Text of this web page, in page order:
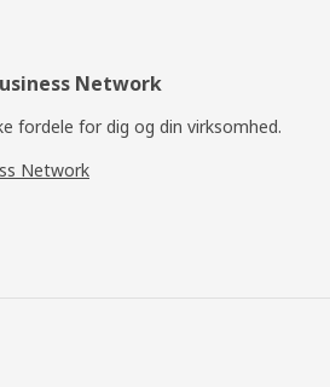
Network
fordele for dig og din virksomhed.
Network